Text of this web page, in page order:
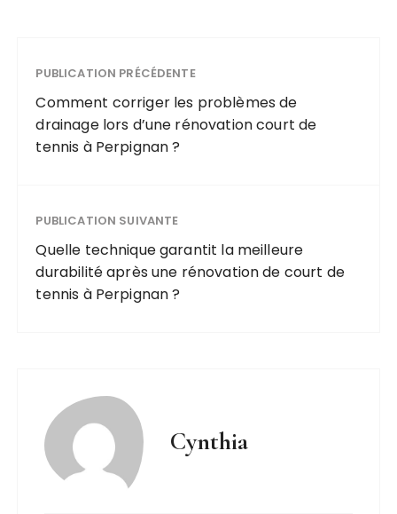
PUBLICATION PRÉCÉDENTE
Comment corriger les problèmes de
drainage lors d’une rénovation court de
tennis à Perpignan ?
PUBLICATION SUIVANTE
Quelle technique garantit la meilleure
durabilité après une rénovation de court de
tennis à Perpignan ?
Cynthia